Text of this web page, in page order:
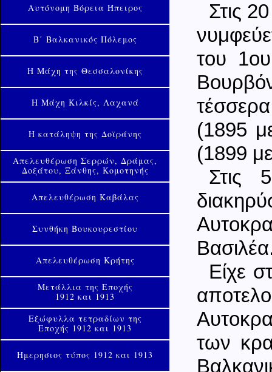
Αυτόνομη Βόρεια Ήπειρος
Β΄ Βαλκανικός Πόλεμος
Η Μάχη της Θεσσαλονίκης
Η Μάχη Κιλκίς, Λαχανά
Η κατάληψη της Δοϊράνης
Απελευθέρωση Σερρών, Δράμας,
Δοξάτου, Ξάνθης, Κομοτηνής
Απελευθέρωση Καβάλας
Συνθήκη Βουκουρεστίου
Απελευθέρωση Κρήτης
Μετάλλια της Εποχής
1912 και 1913
Εξώφυλλα τετραδίων της
Εποχής 1912 και 1913
Ημερησιος τύπος 1912 και 1913
Στις
του
(1895
(1899
Στις
Είχε
των